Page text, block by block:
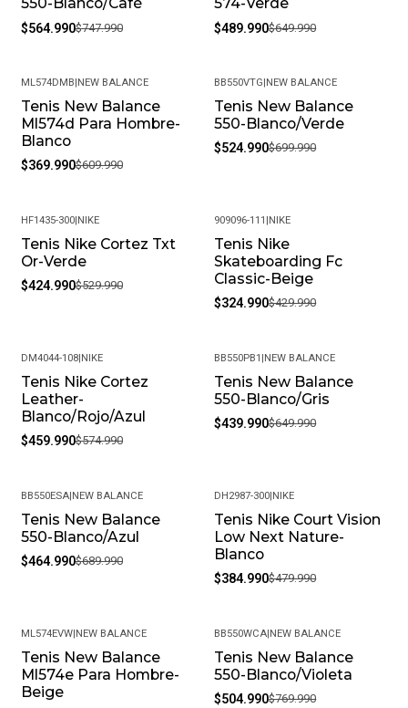
$564.990$747.990 $489.990$649.990
-39%
ML574DMB NEW BALANCE
Tenis New Balance
Ml574d Para Hombre-
Blanco
$369.990$609.990
-25%
BB550VTG NEW BALANCE
Tenis New Balance
550-Blanco/Verde
$524.990$699.990
-20%
HF1435-300| NIKE
Tenis Nike Cortez Txt
Or-Verde
$424.990$529.990
-24%
909096-111 NIKE
Tenis Nike
Skateboarding Fc
Classic-Beige
$324.990$429.990
-20%
DM4044-108| NIKE
Tenis Nike Cortez
Leather-
Blanco/Rojo/Azul
$459.990$574.990
-32%
BB550PB1 NEW BALANCE
Tenis New Balance
550-Blanco/Gris
$439.990$649.990
-33%
BB550ESA| NEW BALANCE
Tenis New Balance
550-Blanco/Azul
$464.990$689.990
-20%
DH2987-300 NIKE
Tenis Nike Court Vision
Low Next Nature-
Blanco
$384.990$479.990
-9%
ML574EVW| NEW BALANCE
Tenis New Balance
Ml574e Para Hombre-
Beige
-34%
BB550WCA NEW BALANCE
Tenis New Balance
550-Blanco/Violeta
$504.990$769.990